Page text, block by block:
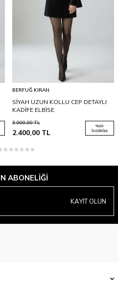
BERFUĞ KIRAN
SİYAH UZUN KOLLU CEP DETAYLI
KADİFE ELBİSE
3.000,00TL
2.400,00TL
%20
İNDIRIM
ABONELIĞI
KAYIT OLUN